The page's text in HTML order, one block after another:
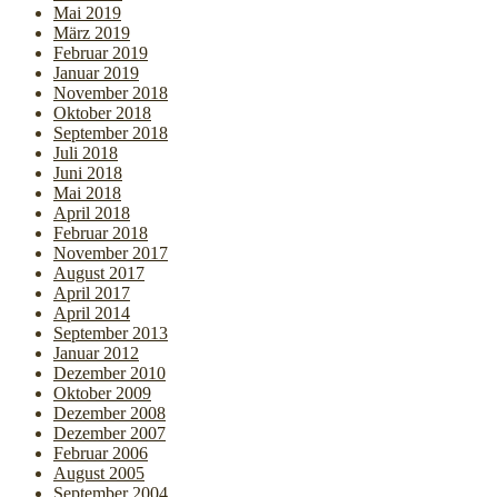
Mai 2019
März 2019
Februar 2019
Januar 2019
November 2018
Oktober 2018
September 2018
Juli 2018
Juni 2018
Mai 2018
April 2018
Februar 2018
November 2017
August 2017
April 2017
April 2014
September 2013
Januar 2012
Dezember 2010
Oktober 2009
Dezember 2008
Dezember 2007
Februar 2006
August 2005
September 2004